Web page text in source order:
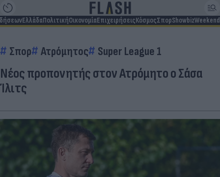
ΕλλάδαΠολιτικήΟικονομίαΕπιχειρήσειςΚόσμοςΣπορShowbizWeekend
Σπορ Ατρόμητος Super League 1
Νέος προπονητής στον Ατρόμητο ο Σάσα
Ίλιτς